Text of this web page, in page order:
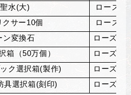
水(大)
ローズマ
クサー10個
ローズマ
ン変換石
ローズマ
箱（50万個）
ローズマ
ク選択箱(製作)
ローズマ
具選択箱(刻印)
ローズマ